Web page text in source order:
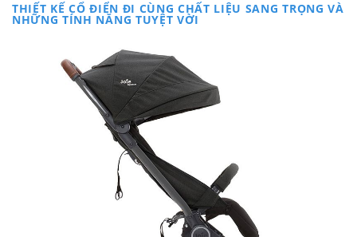
THIẾT KẾ CỔ ĐIỂN ĐI CÙNG CHẤT LIỆU SANG TRỌNG VÀ
NHỮNG TÍNH NĂNG TUYỆT VỜI